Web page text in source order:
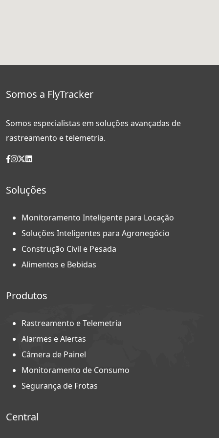
Somos a FlyTracker
Somos especialistas em soluções avançadas de
rastreamento e telemetria.
Soluções
Monitoramento Inteligente para Locação
Soluções Inteligentes para Agronegócio
Construção Civil e Pesada
Alimentos e Bebidas
Produtos
Rastreamento e Telemetria
Alarmes e Alertas
Câmera de Painel
Monitoramento de Consumo
Segurança de Frotas
Central